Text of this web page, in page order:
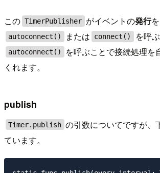
この TimerPublisher がイベントの発行
autoconnect() または connect() を呼
autoconnect()
を呼ぶことで接続処理を
くれます。
publish
Timer.publish の引数についてですが、
ています。